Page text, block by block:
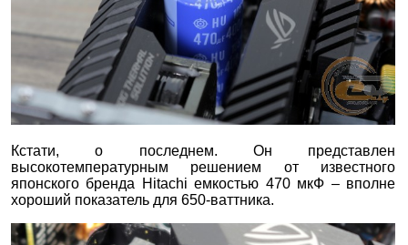
Кстати, о последнем. Он представлен
высокотемпературным решением от известного
японского бренда Hitachi емкостью 470 мкФ – вполне
хороший показатель для 650-ваттника.